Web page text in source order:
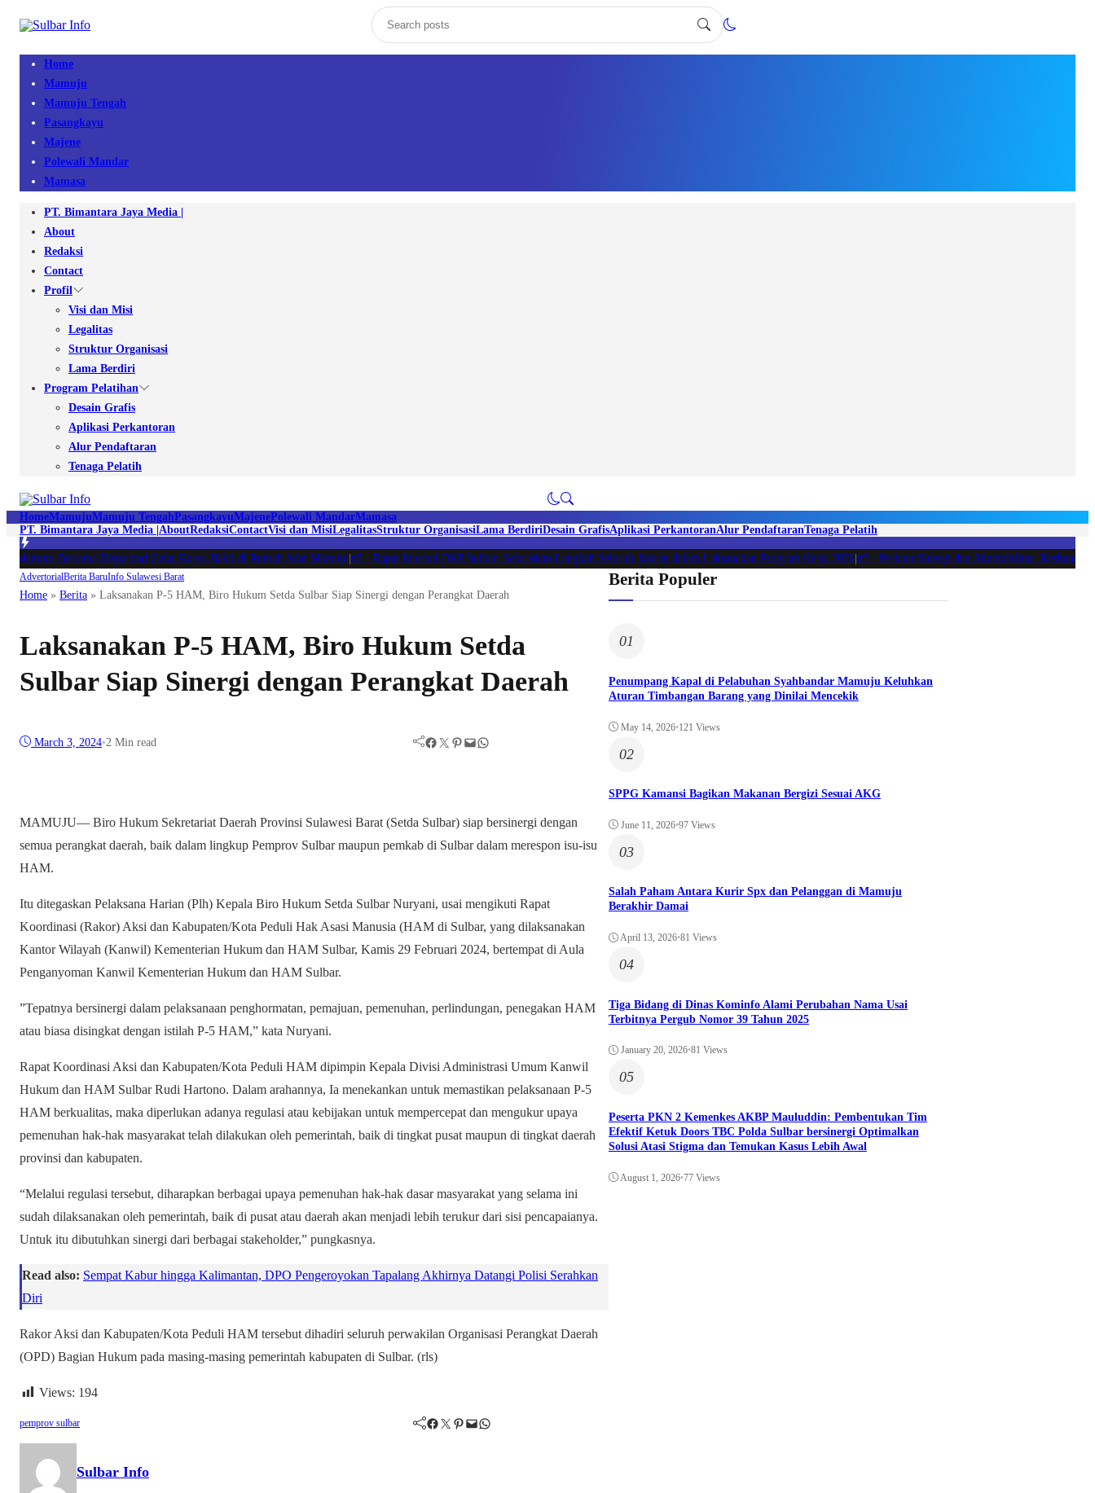
Home
Mamuju
Mamuju Tengah
Pasangkayu
Majene
Polewali Mandar
Mamasa
PT. Bimantara Jaya Media |
About
Redaksi
Contact
Profil
Visi dan Misi
Legalitas
Struktur Organisasi
Lama Berdiri
Program Pelatihan
Desain Grafis
Aplikasi Perkantoran
Alur Pendaftaran
Tenaga Pelatih
HomeMamujuMamuju TengahPasangkayuMajenePolewali MandarMamasa
PT. Bimantara Jaya Media | AboutRedaksiContactVisi dan MisiLegalitasStruktur OrganisasiLama BerdiriDesain GrafisAplikasi PerkantoranAlur PendaftaranTenaga Pelatih
Bersama Disparbud Gelar Karya Bakti di Rumah Adat Mamuju|#2 -Rapat Internal DKP Sulbar, Selaraskan Langkah Seluruh Jajaran dalam Laksanakan Program Kerja 2026|#3 -Perkuat Sinergi dan Akuntabilitas, Kesbangpol
AdvertorialBerita BaruInfo Sulawesi Barat
Home » Berita » Laksanakan P-5 HAM, Biro Hukum Setda Sulbar Siap Sinergi dengan Perangkat Daerah
Laksanakan P-5 HAM, Biro Hukum Setda
Sulbar Siap Sinergi dengan Perangkat Daerah
March 3, 2024•2 Min read Facebook Twitter Pinterest Mail WhatsApp
MAMUJU— Biro Hukum Sekretariat Daerah Provinsi Sulawesi Barat (Setda Sulbar) siap bersinergi dengan
semua perangkat daerah, baik dalam lingkup Pemprov Sulbar maupun pemkab di Sulbar dalam merespon isu-isu
HAM.
Itu ditegaskan Pelaksana Harian (Plh) Kepala Biro Hukum Setda Sulbar Nuryani, usai mengikuti Rapat
Koordinasi (Rakor) Aksi dan Kabupaten/Kota Peduli Hak Asasi Manusia (HAM di Sulbar, yang dilaksanakan
Kantor Wilayah (Kanwil) Kementerian Hukum dan HAM Sulbar, Kamis 29 Februari 2024, bertempat di Aula
Penganyoman Kanwil Kementerian Hukum dan HAM Sulbar.
”Tepatnya bersinergi dalam pelaksanaan penghormatan, pemajuan, pemenuhan, perlindungan, penegakan HAM
atau biasa disingkat dengan istilah P-5 HAM,” kata Nuryani.
Rapat Koordinasi Aksi dan Kabupaten/Kota Peduli HAM dipimpin Kepala Divisi Administrasi Umum Kanwil
Hukum dan HAM Sulbar Rudi Hartono. Dalam arahannya, Ia menekankan untuk memastikan pelaksanaan P-5
HAM berkualitas, maka diperlukan adanya regulasi atau kebijakan untuk mempercepat dan mengukur upaya
pemenuhan hak-hak masyarakat telah dilakukan oleh pemerintah, baik di tingkat pusat maupun di tingkat daerah
provinsi dan kabupaten.
“Melalui regulasi tersebut, diharapkan berbagai upaya pemenuhan hak-hak dasar masyarakat yang selama ini
sudah dilaksanakan oleh pemerintah, baik di pusat atau daerah akan menjadi lebih terukur dari sisi pencapaianya.
Untuk itu dibutuhkan sinergi dari berbagai stakeholder,” pungkasnya.
Read also: Sempat Kabur hingga Kalimantan, DPO Pengeroyokan Tapalang Akhirnya Datangi Polisi Serahkan
Diri
Rakor Aksi dan Kabupaten/Kota Peduli HAM tersebut dihadiri seluruh perwakilan Organisasi Perangkat Daerah
(OPD) Bagian Hukum pada masing-masing pemerintah kabupaten di Sulbar. (rls)
Views: 194
pemprov sulbar Facebook Twitter Pinterest Mail WhatsApp
Sulbar Info
Berita Populer
01
Penumpang Kapal di Pelabuhan Syahbandar Mamuju Keluhkan
Aturan Timbangan Barang yang Dinilai Mencekik
May 14, 2026•121 Views
02
SPPG Kamansi Bagikan Makanan Bergizi Sesuai AKG
June 11, 2026•97 Views
03
Salah Paham Antara Kurir Spx dan Pelanggan di Mamuju
Berakhir Damai
April 13, 2026•81 Views
04
Tiga Bidang di Dinas Kominfo Alami Perubahan Nama Usai
Terbitnya Pergub Nomor 39 Tahun 2025
January 20, 2026•81 Views
05
Peserta PKN 2 Kemenkes AKBP Mauluddin: Pembentukan Tim
Efektif Ketuk Doors TBC Polda Sulbar bersinergi Optimalkan
Solusi Atasi Stigma dan Temukan Kasus Lebih Awal
August 1, 2026•77 Views